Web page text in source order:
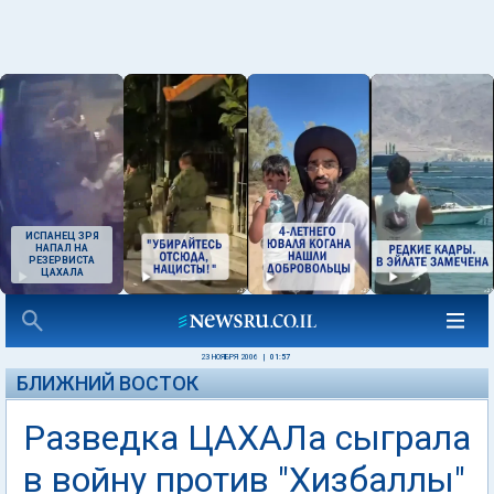
ИСПАНЕЦ ЗРЯ
НАПАЛ НА
РЕЗЕРВИСТА
ЦАХАЛА
23 НОЯБРЯ 2006 01:57
БЛИЖНИЙ ВОСТОК
Разведка ЦАХАЛа сыграла
в войну против "Хизбаллы"